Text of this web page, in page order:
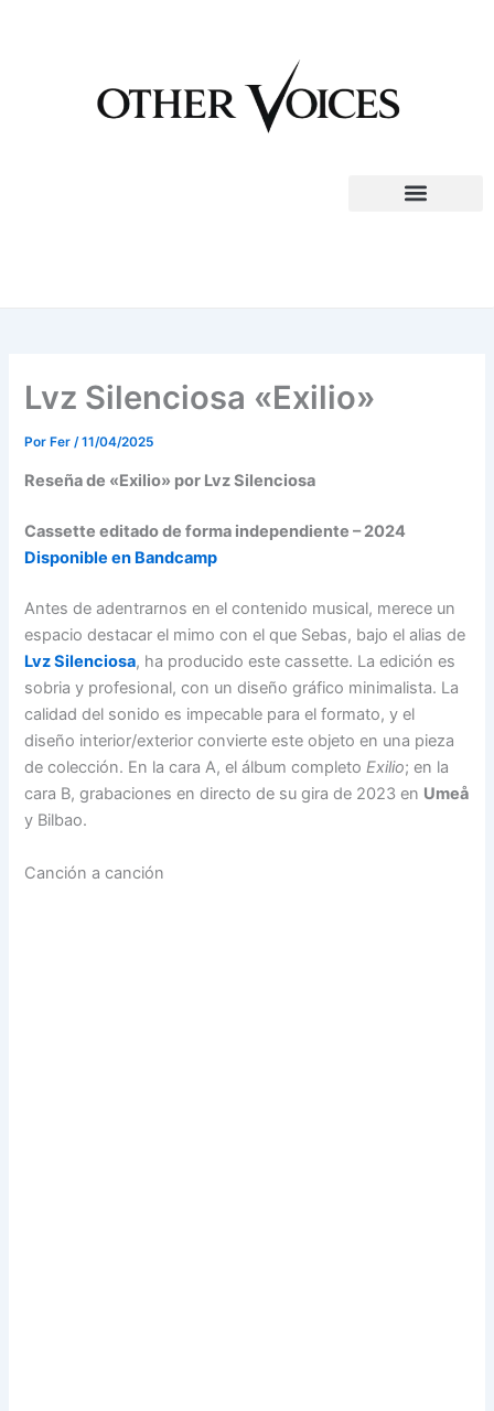
Lvz Silenciosa «Exilio»
PorFer/11/04/2025
Reseña de «Exilio» por Lvz Silenciosa
Cassette editado de forma independiente – 2024
Disponible en Bandcamp
Antes de adentrarnos en el contenido musical, merece un
espacio destacar el mimo con el que Sebas, bajo el alias de
Lvz Silenciosa, ha producido este cassette. La edición es
sobria y profesional, con un diseño gráfico minimalista. La
calidad del sonido es impecable para el formato, y el
diseño interior/exterior convierte este objeto en una pieza
de colección. En la cara A, el álbum completoExilio; en la
cara B, grabaciones en directo de su gira de 2023 en Umeå
y Bilbao.
Canción a canción